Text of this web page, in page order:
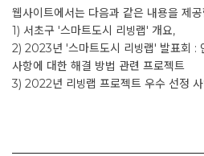
웹사이트에서는 다음과 같은 내용을 제
1) 서초구 '스마트도시 리빙랩' 개요,
2) 2023년 '스마트도시 리빙랩' 발표회 :
사항에 대한 해결 방법 관련 프로젝트
3) 2022년 리빙랩 프로젝트 우수 선정